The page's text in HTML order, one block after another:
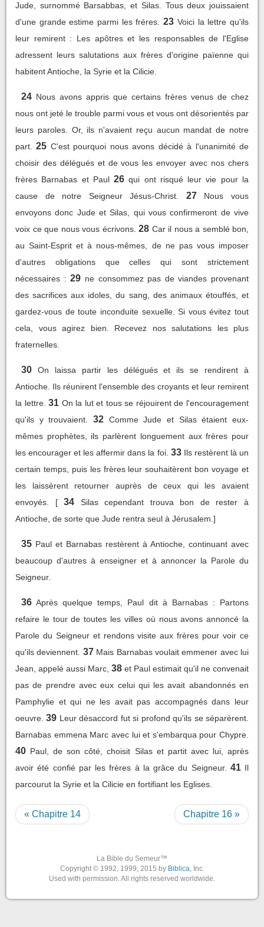
Jude, surnommé Barsabbas, et Silas. Tous deux jouissaient
d'une grande estime parmi les frères.
23 Voici la lettre qu'ils
leur remirent : Les apôtres et les responsables de l'Eglise
adressent leurs salutations aux frères d'origine païenne qui
habitent Antioche, la Syrie et la Cilicie.
24 Nous avons appris que certains frères venus de chez
nous ont jeté le trouble parmi vous et vous ont désorientés par
leurs paroles. Or, ils n'avaient reçu aucun mandat de notre
part.
25 C'est pourquoi nous avons décidé à l'unanimité de
choisir des délégués et de vous les envoyer avec nos chers
frères Barnabas et Paul 26 qui ont risqué leur vie pour la
cause de notre Seigneur Jésus-Christ.
27
Nous vous
envoyons donc Jude et Silas, qui vous confirmeront de vive
voix ce que nous vous écrivons. 28 Car il nous a semblé bon,
au Saint-Esprit et à nous-mêmes, de ne pas vous imposer
d'autres obligations que celles qui sont strictement
nécessaires : 29 ne consommez pas de viandes provenant
des sacrifices aux idoles, du sang, des animaux étouffés, et
gardez-vous de toute inconduite sexuelle. Si vous évitez tout
cela, vous agirez bien. Recevez nos salutations les plus
fraternelles.
30
On laissa partir les délégués et ils se rendirent à
Antioche. Ils réunirent l'ensemble des croyants et leur remirent
la lettre. 31 On la lut et tous se réjouirent de l'encouragement
qu'ils y trouvaient.
32 Comme Jude et Silas étaient eux-
mêmes prophètes, ils parlèrent longuement aux frères pour
les encourager et les affermir dans la foi. 33 Ils restèrent là un
certain temps, puis les frères leur souhaitèrent bon voyage et
les laissèrent retourner auprès de ceux qui les avaient
envoyés. [
34
Silas cependant trouva bon de rester à
Antioche, de sorte que Jude rentra seul à Jérusalem.]
35 Paul et Barnabas restèrent à Antioche, continuant avec
beaucoup d'autres à enseigner et à annoncer la Parole du
Seigneur.
36 Après quelque temps, Paul dit à Barnabas : Partons
refaire le tour de toutes les villes où nous avons annoncé la
Parole du Seigneur et rendons visite aux frères pour voir ce
qu'ils deviennent. 37 Mais Barnabas voulait emmener avec lui
Jean, appelé aussi Marc, 38 et Paul estimait qu'il ne convenait
pas de prendre avec eux celui qui les avait abandonnés en
Pamphylie et qui ne les avait pas accompagnés dans leur
oeuvre. 39 Leur désaccord fut si profond qu'ils se séparèrent.
Barnabas emmena Marc avec lui et s'embarqua pour Chypre.
40 Paul, de son côté, choisit Silas et partit avec lui, après
avoir été confié par les frères à la grâce du Seigneur. 41 Il
parcourut la Syrie et la Cilicie en fortifiant les Eglises.
« Chapitre 14 Chapitre 16 »
La Bible du Semeur™
Copyright © 1992, 1999, 2015 by Biblica, Inc.
Used with permission. All rights reserved worldwide.